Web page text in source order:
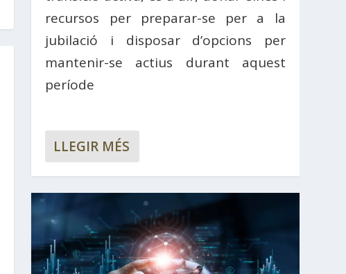
recursos per preparar-se per a la
jubilació i disposar d’opcions per
mantenir-se actius durant aquest
període
LLEGIR MÉS